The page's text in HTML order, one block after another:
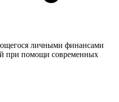
личными финансами
при помощи современных